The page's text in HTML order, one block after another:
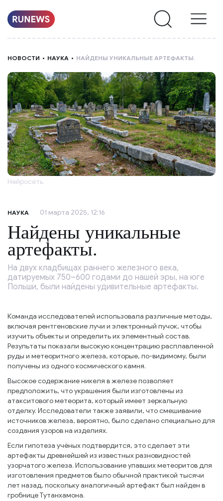
РУБРИКИ
О
НАС
НОВОСТИ НАУКА НАЙДЕНЫ УНИКАЛЬНЫЕ АРТЕФАКТЫ.
Нейросеть
НАУКА 01 марта 2025, 12:16
Найдены уникальные
артефакты.
На двух кладбищах раннего железного века,
датируемых 750–600 годами до нашей эры, на юге
Польши, были найдены удивительные артефакты.
Команда исследователей использовала различные методы,
включая рентгеновские лучи и электронный пучок, чтобы
изучить объекты и определить их элементный состав.
Результаты показали высокую концентрацию расплавленной
руды и метеоритного железа, которые, по-видимому, были
получены из одного космического камня.
Высокое содержание никеля в железе позволяет
предположить, что украшения были изготовлены из
атакситового метеорита, который имеет зеркальную
отделку. Исследователи также заявили, что смешивание
источников железа, вероятно, было сделано специально для
создания узоров на изделиях.
Если гипотеза учёных подтвердится, это сделает эти
артефакты древнейшей из известных разновидностей
узорчатого железа. Использование упавших метеоритов для
изготовления предметов было обычной практикой тысячи
лет назад, поскольку аналогичный артефакт был найден в
гробнице Тутанхамона.